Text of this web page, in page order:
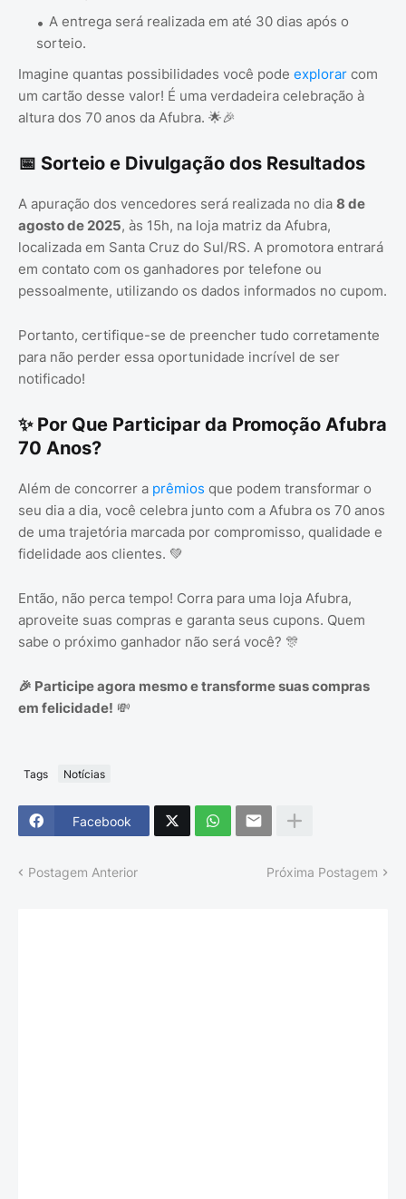
A entrega será realizada em até 30 dias após o
sorteio.
Imagine quantas possibilidades você pode explorar com
um cartão desse valor! É uma verdadeira celebração à
altura dos 70 anos da Afubra. 🌟🎉
📅 Sorteio e Divulgação dos Resultados
A apuração dos vencedores será realizada no dia 8 de
agosto de 2025, às 15h, na loja matriz da Afubra,
localizada em Santa Cruz do Sul/RS. A promotora entrará
em contato com os ganhadores por telefone ou
pessoalmente, utilizando os dados informados no cupom.
Portanto, certifique-se de preencher tudo corretamente
para não perder essa oportunidade incrível de ser
notificado!
✨ Por Que Participar da Promoção Afubra
70 Anos?
Além de concorrer a prêmios que podem transformar o
seu dia a dia, você celebra junto com a Afubra os 70 anos
de uma trajetória marcada por compromisso, qualidade e
fidelidade aos clientes. 💚
Então, não perca tempo! Corra para uma loja Afubra,
aproveite suas compras e garanta seus cupons. Quem
sabe o próximo ganhador não será você? 🎊
🎉 Participe agora mesmo e transforme suas compras
em felicidade! 💸
Tags Notícias
Facebook
Postagem Anterior Próxima Postagem